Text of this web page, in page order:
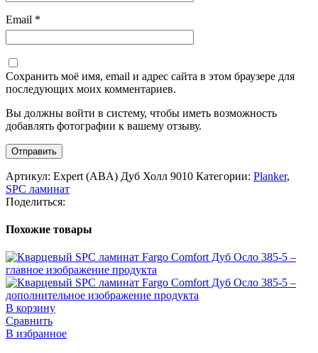
Email *
Сохранить моё имя, email и адрес сайта в этом браузере для
последующих моих комментариев.
Вы должны войти в систему, чтобы иметь возможность
добавлять фотографии к вашему отзыву.
Артикул: Expert (ABA) Дуб Холл 9010 Категории: Planker,
SPC ламинат
Поделиться:
Похожие товары
В корзину
Сравнить
В избранное